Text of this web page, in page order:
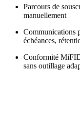
Parcours de
manuellement
Communications
échéances,
Conformité
sans outillage